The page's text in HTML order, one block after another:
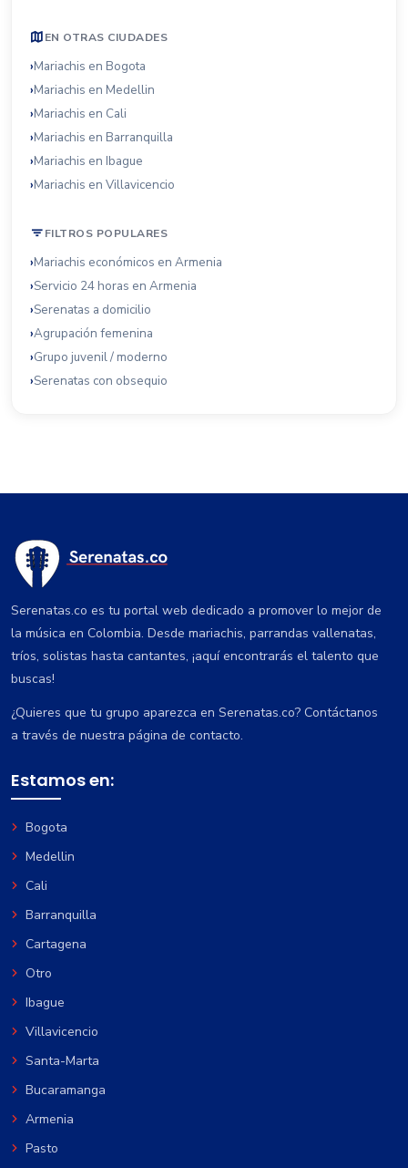
EN OTRAS CIUDADES
Mariachis en Bogota
Mariachis en Medellin
Mariachis en Cali
Mariachis en Barranquilla
Mariachis en Ibague
Mariachis en Villavicencio
FILTROS POPULARES
Mariachis económicos en Armenia
Servicio 24 horas en Armenia
Serenatas a domicilio
Agrupación femenina
Grupo juvenil / moderno
Serenatas con obsequio
Serenatas.co es tu portal web dedicado a promover lo mejor de
la música en Colombia. Desde mariachis, parrandas vallenatas,
tríos, solistas hasta cantantes, ¡aquí encontrarás el talento que
buscas!
¿Quieres que tu grupo aparezca en Serenatas.co? Contáctanos
a través de nuestra página de contacto.
Estamos en:
Bogota
Medellin
Cali
Barranquilla
Cartagena
Otro
Ibague
Villavicencio
Santa-Marta
Bucaramanga
Armenia
Pasto